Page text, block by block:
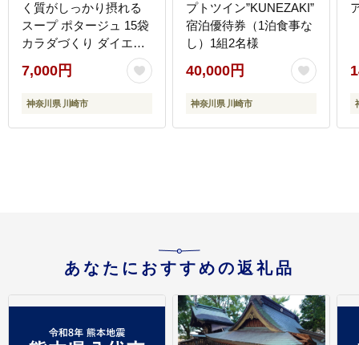
く質がしっかり摂れる
スープ ポタージュ 15袋
カラダづくり ダイエッ
ト 栄養バランス 健康 カ
ルシウム ビタミンD レ
トルト インスタント 朝
神奈川県 川崎市
7,000円
神奈川県 川崎市
プトツイン”KUNEZAKI”
宿泊優待券（1泊食事な
し）1組2名様
40,000円
神奈川県 川崎市
あなたにおすすめの返礼品